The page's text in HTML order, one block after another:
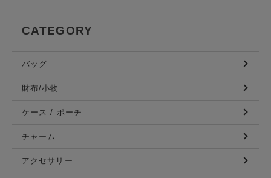
CATEGORY
バッグ
財布/小物
ケース / ポーチ
チャーム
アクセサリー